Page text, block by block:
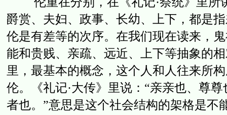
爵赏、夫妇、政事、长幼、上下，都是
伦是有差等的次序。在我们现在读来，
能和贵贱、亲疏、远近、上下等抽象的
里，最基本的概念，这个人和人往来所
伦。《礼记·大传》里说：“亲亲也、尊
者也。”意思是这个社会结构的架格是不